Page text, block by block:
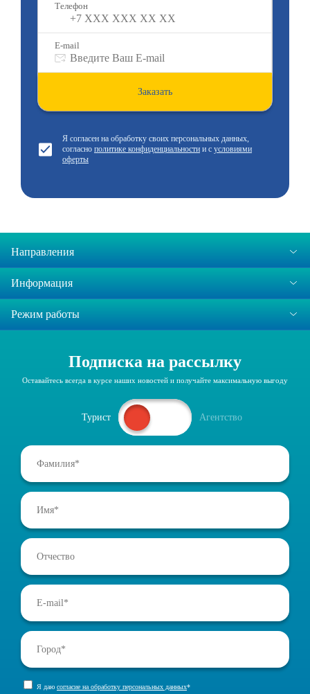
Телефон
E-mail
Заказать
Я согласен на обработку своих персональных данных,
согласно политике конфиденциальности и с условиями
оферты
Направления
Информация
Режим работы
Подписка на рассылку
Оставайтесь всегда в курсе наших новостей и получайте максимальную выгоду
Турист Агентство
Я даю согласие на обработку персональных данных*